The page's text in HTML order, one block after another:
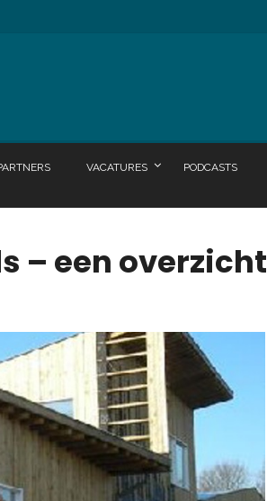
VACATURES PODCASTS
– een overzicht